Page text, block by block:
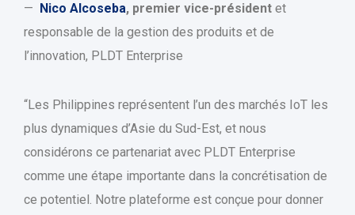
—
Nico Alcoseba, premier vice-président et
responsable de la gestion des produits et de
l’innovation, PLDT Enterprise
“Les Philippines représentent l’un des marchés IoT les
plus dynamiques d’Asie du Sud-Est, et nous
considérons ce partenariat avec PLDT Enterprise
comme une étape importante dans la concrétisation de
ce potentiel. Notre plateforme est conçue pour donner